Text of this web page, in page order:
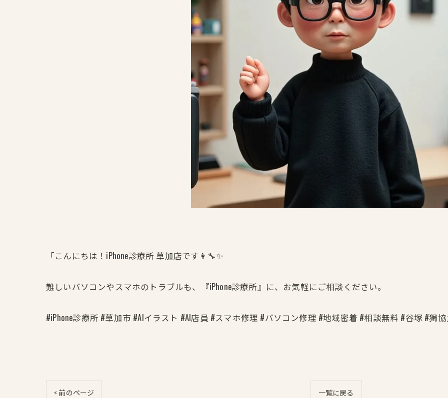
「こんにちは！iPhone診療所 草加店です👩‍🔧✨
難しいパソコンやスマホのトラブルも、『iPhone診療所』に、お気軽にご相談ください。
#iPhone診療所 #草加市 #AIイラスト #AI店員 #スマホ修理 #パソコン修理 #地域密着 #相談無料 #谷塚 #獨協
< 前のページ 一覧に戻る